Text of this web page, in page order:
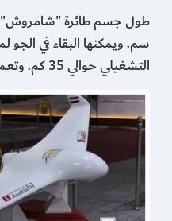
سم. ويمكنها البقاء في الجو
التشغيلي حوالي 35 كم. وتعمل بمحرك كهربائي